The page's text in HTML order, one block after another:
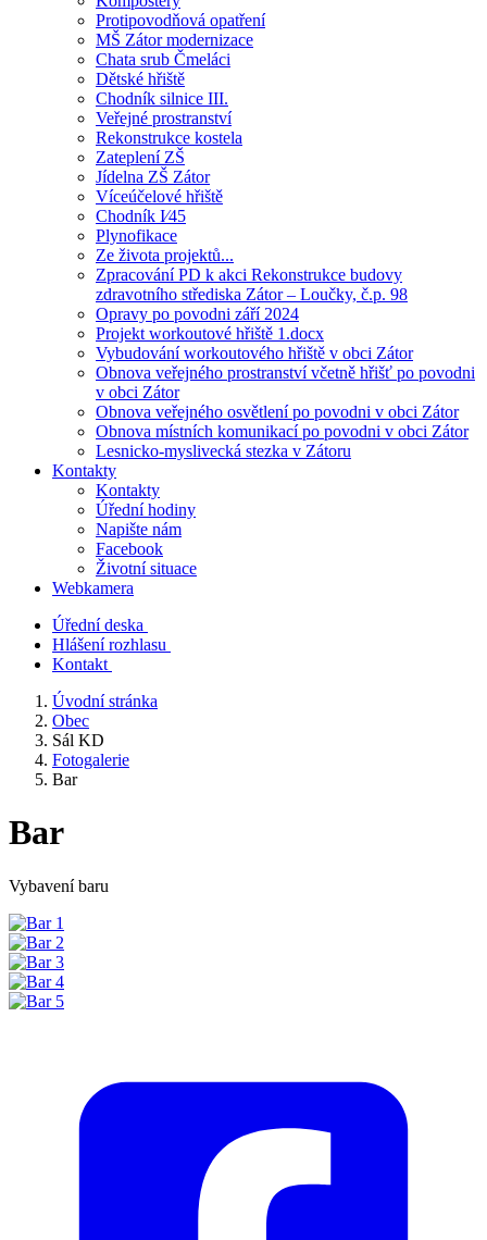
Protipovodňová opatření
MŠ Zátor modernizace
Chata srub Čmeláci
Dětské hřiště
Chodník silnice III.
Veřejné prostranství
Rekonstrukce kostela
Zateplení ZŠ
Jídelna ZŠ Zátor
Víceúčelové hřiště
Chodník I⁄45
Plynofikace
Ze života projektů...
Zpracování PD k akci Rekonstrukce budovy
zdravotního střediska Zátor – Loučky, č.p. 98
Opravy po povodni září 2024
Projekt workoutové hřiště 1.docx
Vybudování workoutového hřiště v obci Zátor
Obnova veřejného prostranství včetně hřišť po povodni
v obci Zátor
Obnova veřejného osvětlení po povodni v obci Zátor
Obnova místních komunikací po povodni v obci Zátor
Lesnicko-myslivecká stezka v Zátoru
Kontakty
Kontakty
Úřední hodiny
Napište nám
Facebook
Životní situace
Webkamera
Úřední deska
Hlášení rozhlasu
Kontakt
Úvodní stránka
Obec
Sál KD
Fotogalerie
Bar
Bar
Vybavení baru